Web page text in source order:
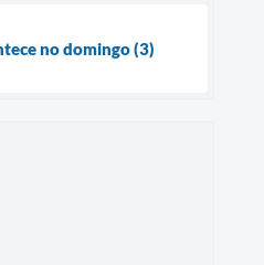
no domingo (3)